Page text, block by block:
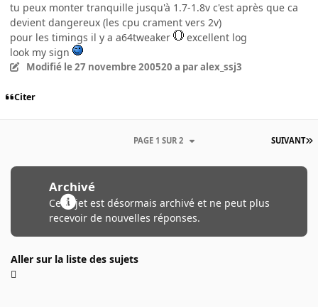
tu peux monter tranquille jusqu'à 1.7-1.8v c'est après que ca
devient dangereux (les cpu crament vers 2v)
pour les timings il y a a64tweaker
excellent log
look my sign
Modifié le 27 novembre 200520 a par alex_ssj3
Citer
SUIVANT
PAGE 1 SUR 2
Archivé
Ce sujet est désormais archivé et ne peut plus
recevoir de nouvelles réponses.
Aller sur la liste des sujets